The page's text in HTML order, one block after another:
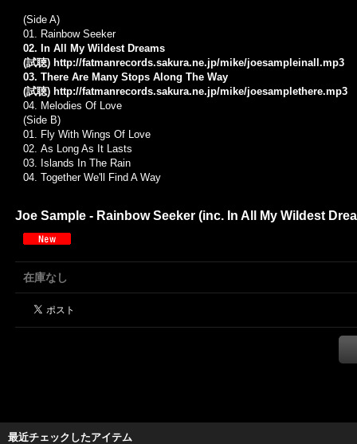
(Side A)
01. Rainbow Seeker
02. In All My Wildest Dreams
(試聴) http://fatmanrecords.sakura.ne.jp/mike/joesampleinall.mp3
03. There Are Many Stops Along The Way
(試聴) http://fatmanrecords.sakura.ne.jp/mike/joesamplethere.mp3
04. Melodies Of Love
(Side B)
01. Fly With Wings Of Love
02. As Long As It Lasts
03. Islands In The Rain
04. Together We'll Find A Way
Joe Sample - Rainbow Seeker (inc. In All My Wildest
在庫なし
最近チェックしたアイテム